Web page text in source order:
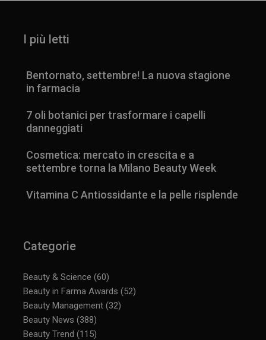
I più letti
Bentornato, settembre! La nuova stagione
in farmacia
7 oli botanici per trasformare i capelli
danneggiati
Cosmetica: mercato in crescita e a
settembre torna la Milano Beauty Week
Vitamina C Antiossidante e la pelle risplende
Categorie
Beauty & Science (60)
Beauty in Farma Awards (52)
Beauty Management (32)
Beauty News (388)
Beauty Trend (115)
_ga_YJ0035S3E9